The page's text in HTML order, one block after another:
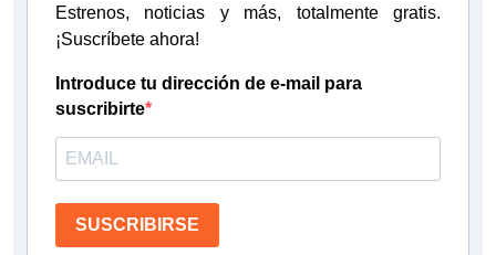
Estrenos, noticias y más, totalmente gratis.
¡Suscríbete ahora!
Introduce tu dirección de e-mail para
suscribirte
SUSCRIBIRSE